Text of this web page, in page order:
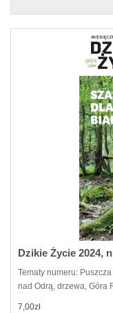
Dzikie Życie 2024,
Tematy numeru:
nad Odrą, drzewa, Góra
7,00zł